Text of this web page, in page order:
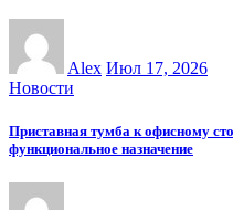
Alex Июл 17, 2026
Новости
Приставная тумба к офисному
функциональное назначение